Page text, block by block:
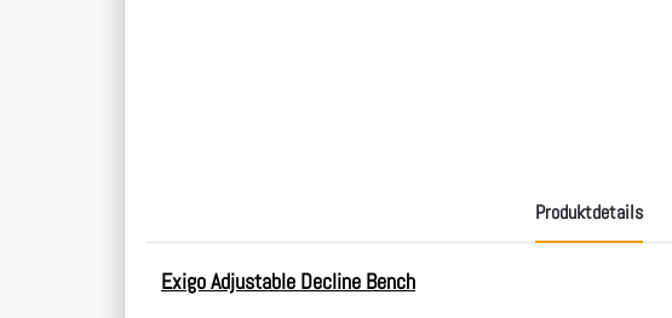
Produktdetails
Exigo Adjustable Decline Bench